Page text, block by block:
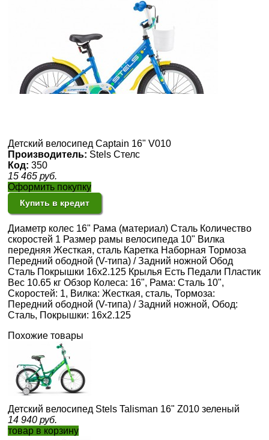
Детский велосипед Captain 16" V010
Производитель: Stels Стелс
Код: 350
15 465 руб.
Оформить покупку
Купить в кредит
Диаметр колес 16" Рама (материал) Сталь Количество
скоростей 1 Размер рамы велосипеда 10" Вилка
передняя Жесткая, сталь Каретка Наборная Тормоза
Передний ободной (V-типа) / Задний ножной Обод
Сталь Покрышки 16х2.125 Крылья Есть Педали Пластик
Вес 10.65 кг Обзор Колеса: 16", Рама: Сталь 10",
Скоростей: 1, Вилка: Жесткая, сталь, Тормоза:
Передний ободной (V-типа) / Задний ножной, Обод:
Сталь, Покрышки: 16х2.125
Похожие товары
Детский велосипед Stels Talisman 16" Z010 зеленый
14 940 руб.
товар в корзину